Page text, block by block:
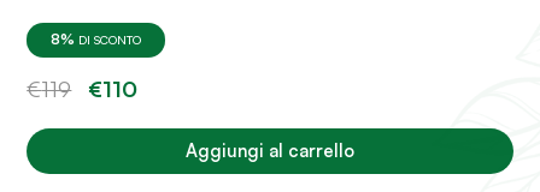
8% DI SCONTO
€119
Il
prezzo
originale
€110Il
attuale
Aggiungi al carrello